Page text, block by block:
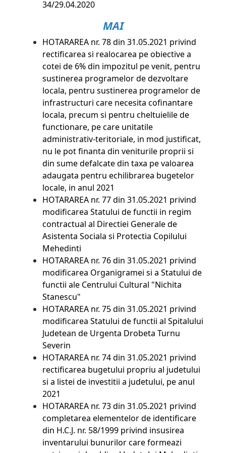
34/29.04.2020
MAI
HOTARAREA nr. 78 din 31.05.2021 privind
rectificarea si realocarea pe obiective a
cotei de 6% din impozitul pe venit, pentru
sustinerea programelor de dezvoltare
locala, pentru sustinerea programelor de
infrastructuri care necesita cofinantare
locala, precum si pentru cheltuielile de
functionare, pe care unitatile
administrativ-teritoriale, in mod justificat,
nu le pot finanta din veniturile proprii si
din sume defalcate din taxa pe valoarea
adaugata pentru echilibrarea bugetelor
locale, in anul 2021
HOTARAREA nr. 77 din 31.05.2021 privind
modificarea Statului de functii in regim
contractual al Directiei Generale de
Asistenta Sociala si Protectia Copilului
Mehedinti
HOTARAREA nr. 76 din 31.05.2021 privind
modificarea Organigramei si a Statului de
functii ale Centrului Cultural "Nichita
Stanescu"
HOTARAREA nr. 75 din 31.05.2021 privind
modificarea Statului de functii al Spitalului
Judetean de Urgenta Drobeta Turnu
Severin
HOTARAREA nr. 74 din 31.05.2021 privind
rectificarea bugetului propriu al judetului
si a listei de investitii a judetului, pe anul
2021
HOTARAREA nr. 73 din 31.05.2021 privind
completarea elementelor de identificare
din H.C.J. nr. 58/1999 privind insusirea
inventarului bunurilor care formeazi